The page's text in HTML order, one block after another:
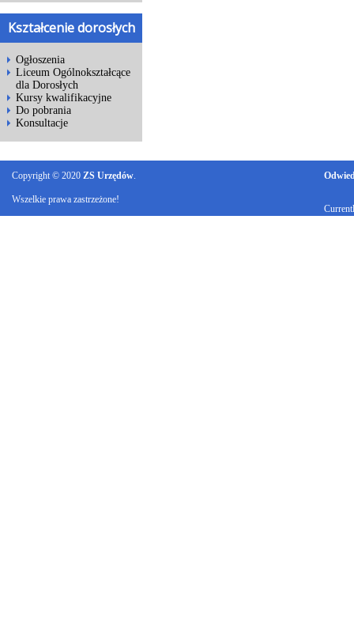
Kształcenie dorosłych
Ogłoszenia
Liceum Ogólnokształcące
dla Dorosłych
Kursy kwalifikacyjne
Do pobrania
Konsultacje
Copyright © 2020 ZS Urzędów.
Wszelkie prawa zastrzeżone!